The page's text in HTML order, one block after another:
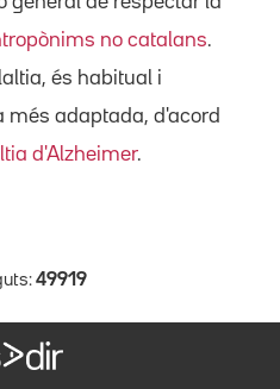
no catalans.
és habitual i
adaptada, d'acord
d'Alzheimer.
49919